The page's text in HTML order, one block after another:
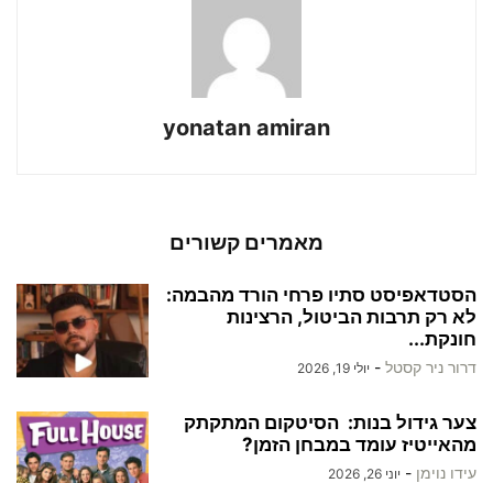
yonatan amiran
מאמרים קשורים
הסטדאפיסט סתיו פרחי הורד מהבמה:
לא רק תרבות הביטול, הרצינות
חונקת...
דרור ניר קסטל - יולי 19, 2026
צער גידול בנות: הסיטקום המתקתק
מהאייטיז עומד במבחן הזמן?
עידו נוימן - יוני 26, 2026